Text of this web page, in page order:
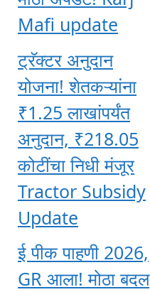
Mafi update
ट्रॅक्टर अनुदान
योजना! शेतकऱ्यांना
₹1.25 लाखांपर्यंत
अनुदान, ₹218.05
कोटींचा निधी मंजूर
Tractor Subsidy
Update
ई पीक पाहणी 2026,
GR आला! मोठा बदल